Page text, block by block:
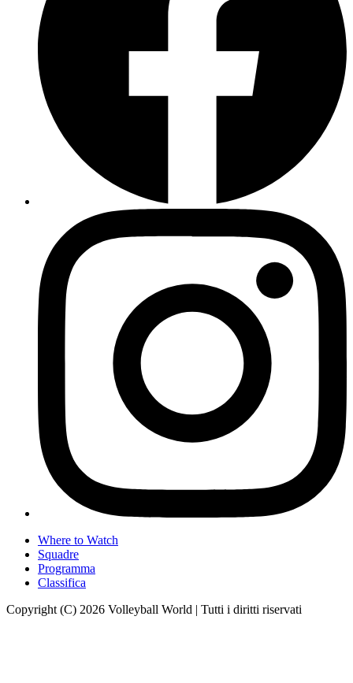
Where to Watch
Squadre
Programma
Classifica
Copyright (C) 2026 Volleyball World | Tutti i diritti riservati